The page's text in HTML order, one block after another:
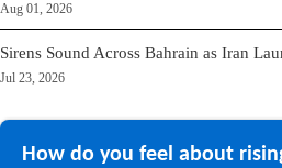
Aug 01, 2026
Sirens Sound Across Bahrain as Iran
Jul 23, 2026
How do you feel about